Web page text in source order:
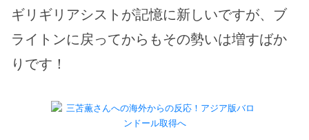
ギリギリアシストが記憶に新しいですが、ブ
ライトンに戻ってからもその勢いは増すばか
りです！